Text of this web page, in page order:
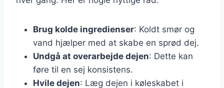
Brug kolde ingredienser: Koldt smør og
vand hjælper med at skabe en sprød dej.
Undgå at overarbejde dejen: Dette kan
føre til en sej konsistens.
Hvile dejen: Læg dejen i køleskabet i